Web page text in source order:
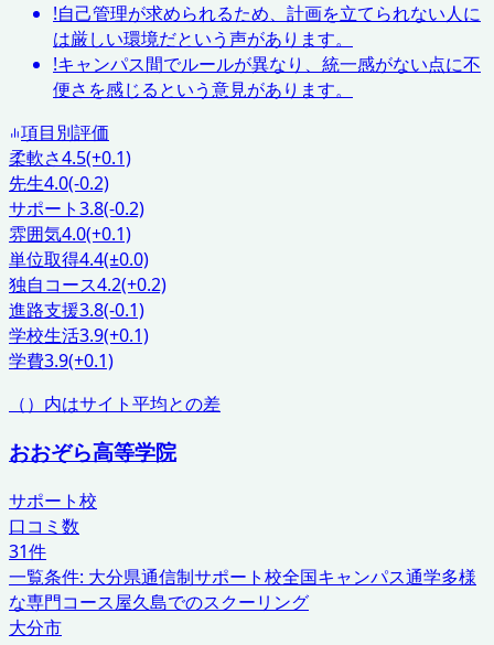
!自己管理が求められるため、計画を立てられない人に
は厳しい環境だという声があります。
!キャンパス間でルールが異なり、統一感がない点に不
便さを感じるという意見があります。
項目別評価
柔軟さ4.5(+0.1)
先生4.0(-0.2)
サポート3.8(-0.2)
雰囲気4.0(+0.1)
単位取得4.4(±0.0)
独自コース4.2(+0.2)
進路支援3.8(-0.1)
学校生活3.9(+0.1)
学費3.9(+0.1)
（）内はサイト平均との差
おおぞら高等学院
サポート校
口コミ数
31件
一覧条件: 大分県通信制サポート校全国キャンパス通学多様
な専門コース屋久島でのスクーリング
大分市